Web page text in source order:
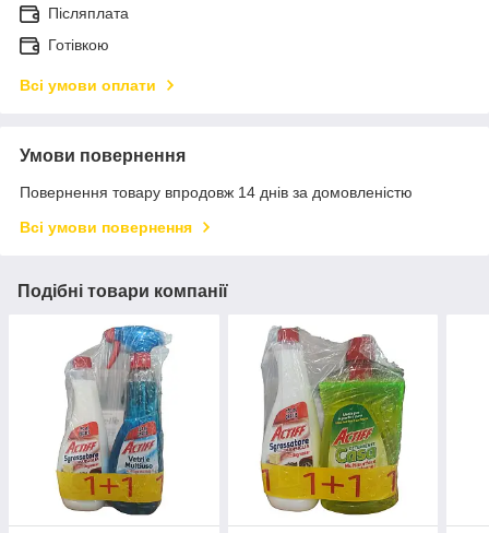
Післяплата
Готівкою
Всі умови оплати
Умови повернення
Повернення товару впродовж 14 днів за домовленістю
Всі умови повернення
Подібні товари компанії